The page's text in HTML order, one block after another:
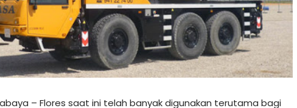
– Flores saat ini telah banyak digunakan terutama bagi